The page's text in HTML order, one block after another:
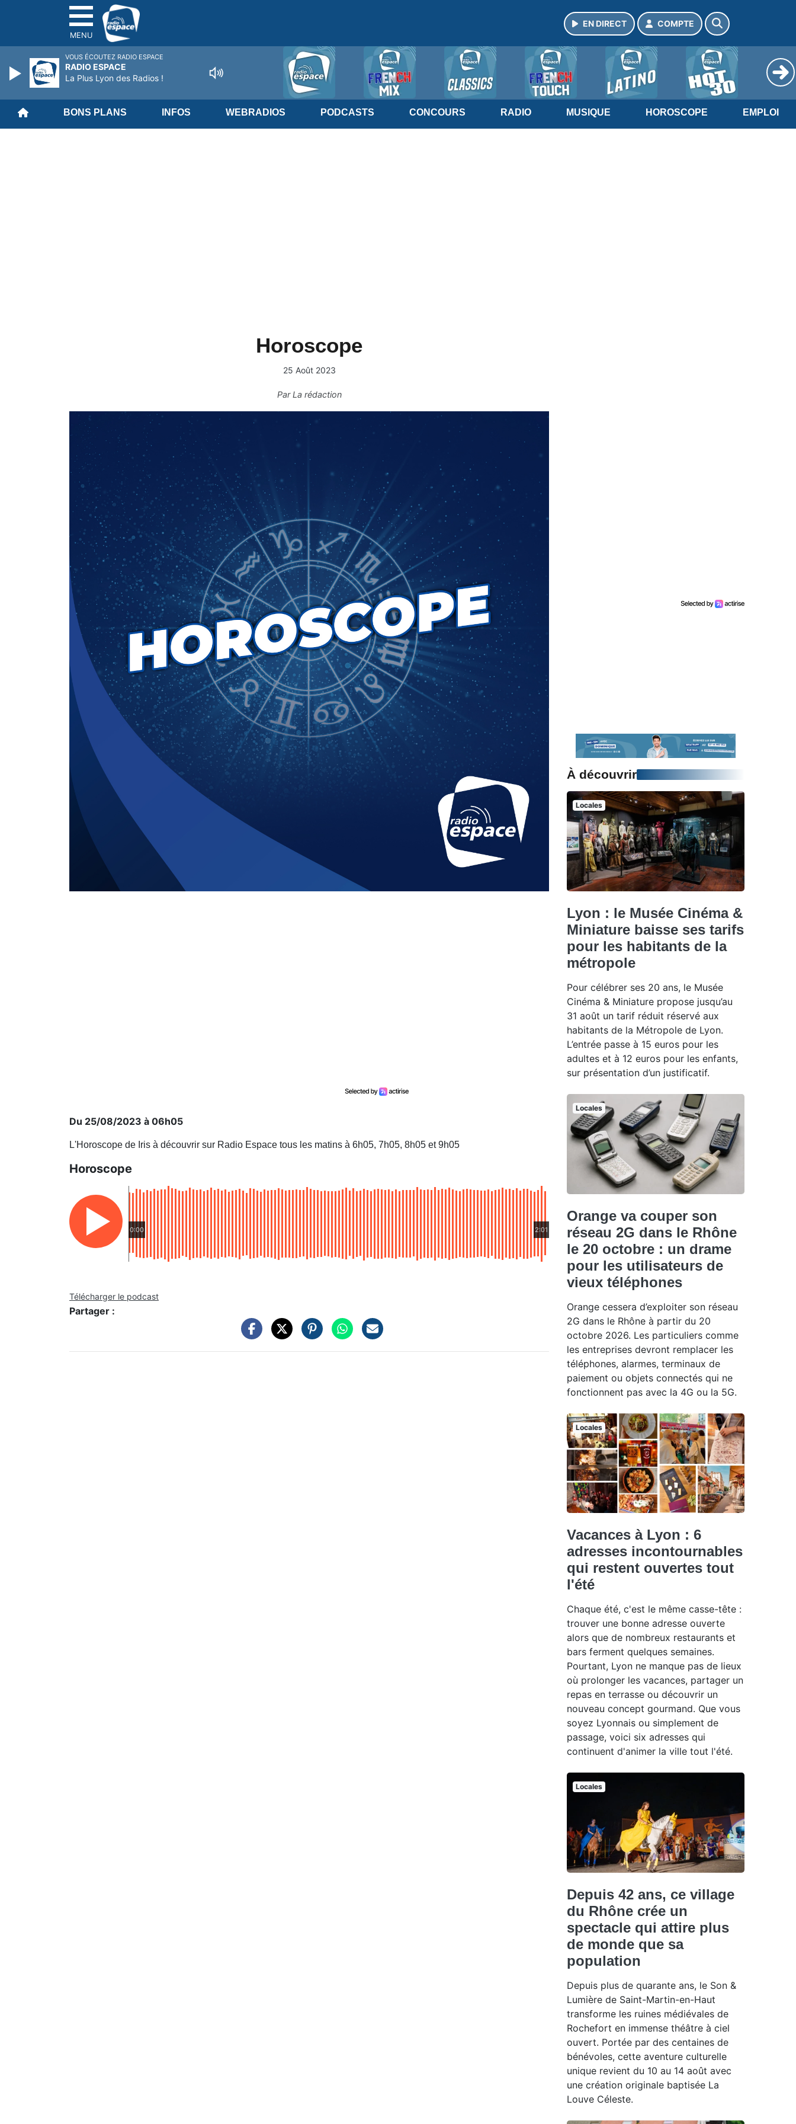
MENU
EN DIRECT COMPTE
BONS PLANS INFOS WEBRADIOS PODCASTS CONCOURS RADIO MUSIQUE HOROSCOPE EMPLOI
Horoscope
25 Août 2023
ParLa rédaction
Du 25/08/2023 à 06h05
L'Horoscope de Iris à découvrir sur Radio Espace tous les matins à 6h05, 7h05, 8h05 et 9h05
Horoscope
0:00 2:01
Télécharger le podcast
Partager :
À découvrir
Locales
Lyon : le Musée Cinéma &
Miniature baisse ses tarifs
pour les habitants de la
métropole
Pour célébrer ses 20 ans, le Musée
Cinéma & Miniature propose jusqu’au
31 août un tarif réduit réservé aux
habitants de la Métropole de Lyon.
L’entrée passe à 15 euros pour les
adultes et à 12 euros pour les enfants,
sur présentation d’un justificatif.
Locales
Orange va couper son
réseau 2G dans le Rhône
le 20 octobre : un drame
pour les utilisateurs de
vieux téléphones
Orange cessera d’exploiter son réseau
2G dans le Rhône à partir du 20
octobre 2026. Les particuliers comme
les entreprises devront remplacer les
téléphones, alarmes, terminaux de
paiement ou objets connectés qui ne
fonctionnent pas avec la 4G ou la 5G.
Locales
Vacances à Lyon : 6
adresses incontournables
qui restent ouvertes tout
l'été
Chaque été, c'est le même casse-tête :
trouver une bonne adresse ouverte
alors que de nombreux restaurants et
bars ferment quelques semaines.
Pourtant, Lyon ne manque pas de lieux
où prolonger les vacances, partager un
repas en terrasse ou découvrir un
nouveau concept gourmand. Que vous
soyez Lyonnais ou simplement de
passage, voici six adresses qui
continuent d'animer la ville tout l'été.
Locales
Depuis 42 ans, ce village
du Rhône crée un
spectacle qui attire plus
de monde que sa
population
Depuis plus de quarante ans, le Son &
Lumière de Saint-Martin-en-Haut
transforme les ruines médiévales de
Rochefort en immense théâtre à ciel
ouvert. Portée par des centaines de
bénévoles, cette aventure culturelle
unique revient du 10 au 14 août avec
une création originale baptisée La
Louve Céleste.
VOUS ÉCOUTEZ RADIO ESPACE
RADIO ESPACE
La Plus Lyon des Radios !